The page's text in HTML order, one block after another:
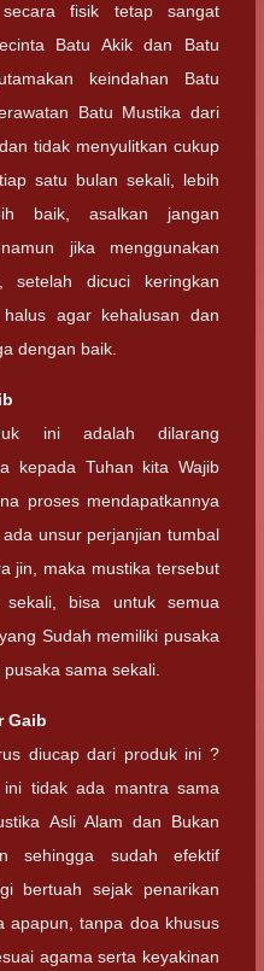
fisik tetap sangat
Batu Akik dan Batu
keindahan Batu
Batu Mustika dari
tidak menyulitkan cukup
satu bulan sekali, lebih
baik, asalkan jangan
jika menggunakan
setelah dicuci keringkan
agar kehalusan dan
dengan baik.
ini adalah dilarang
kepada Tuhan kita Wajib
proses mendapatkannya
unsur perjanjian tumbal
jin, maka mustika tersebut
bisa untuk semua
Sudah memiliki pusaka
sama sekali.
Gaib
diucap dari produk ini ?
ini tidak ada mantra sama
Asli Alam dan Bukan
sehingga sudah efektif
bertuah sejak penarikan
apapun, tanpa doa khusus
agama serta keyakinan